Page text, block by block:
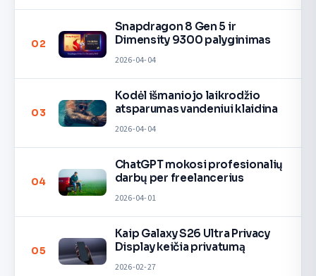
02
Snapdragon 8 Gen 5 ir
Dimensity 9300 palyginimas
2026-04-04
03
Kodėl išmaniojo laikrodžio
atsparumas vandeniui klaidina
2026-04-04
04
ChatGPT mokosi profesionalių
darbų per freelancerius
2026-04-01
05
Kaip Galaxy S26 Ultra Privacy
Display keičia privatumą
2026-02-27